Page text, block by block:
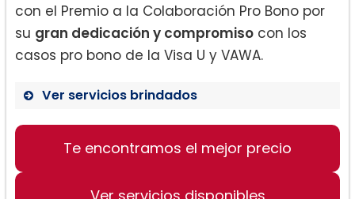
con el Premio a la Colaboración Pro Bono por
su gran dedicación y compromiso con los
casos pro bono de la Visa U y VAWA.
Ver servicios brindados
Peticiones conyugales
Peticiones familiares
Te encontramos el mejor precio